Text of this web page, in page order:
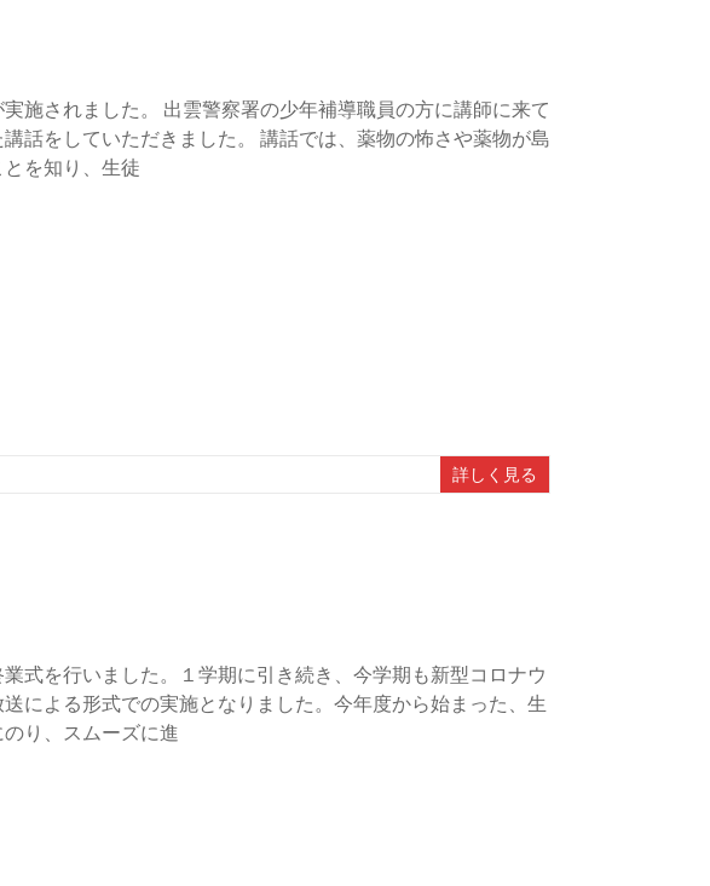
施されました。 出雲警察署の少年補導職員の方に講師に来て
話をしていただきました。 講話では、薬物の怖さや薬物が島
を知り、生徒
詳しく見る
式を行いました。１学期に引き続き、今学期も新型コロナウ
による形式での実施となりました。今年度から始まった、生
り、スムーズに進